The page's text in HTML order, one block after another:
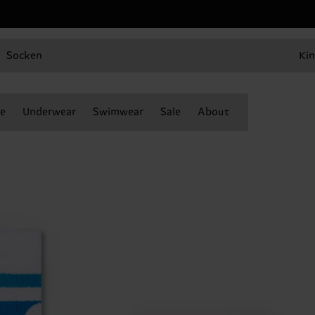
Socken
Underwear Swimwear Sale About